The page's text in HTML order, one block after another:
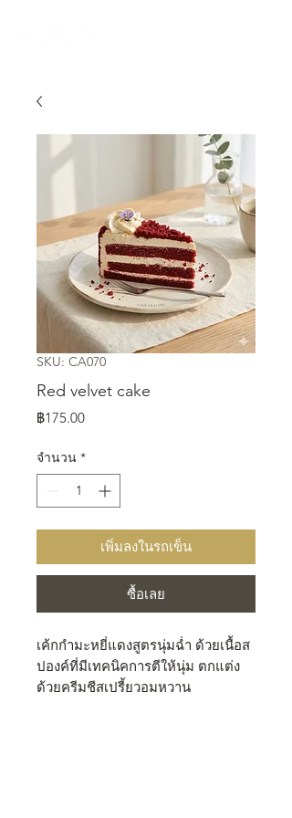
SKU: CA070
Red velvet cake
฿175.00ราคา
จำนวน *
เพิ่มลงในรถเข็น
ซื้อเลย
เค้กกำมะหยี่แดงสูตรนุ่มฉ่ำ ด้วยเนื้อส
ปองค์ที่มีเทคนิคการตีให้นุ่ม ตกแต่ง
ด้วยครีมชีสเปรี้ยวอมหวาน